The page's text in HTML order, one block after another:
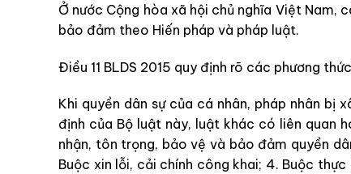
Ở nước Cộng hòa xã hội chủ nghĩa Việt Nam,
bảo đảm theo Hiến pháp và pháp luật.
Điều 11 BLDS 2015 quy định rõ các phương
Khi quyền dân sự của cá nhân, pháp nhân
định của Bộ luật này, luật khác có liên quan
nhận, tôn trọng, bảo vệ và bảo đảm quyền
Buộc xin lỗi, cải chính công khai; 4. Buộc